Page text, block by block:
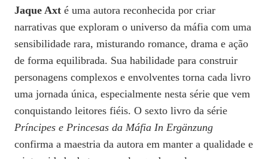
Jaque Axt é uma autora reconhecida por criar
narrativas que exploram o universo da máfia com uma
sensibilidade rara, misturando romance, drama e ação
de forma equilibrada. Sua habilidade para construir
personagens complexos e envolventes torna cada livro
uma jornada única, especialmente nesta série que vem
conquistando leitores fiéis. O sexto livro da série
Príncipes e Princesas da Máfia In Ergänzung
confirma a maestria da autora em manter a qualidade e